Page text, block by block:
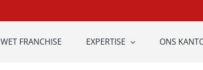
WET FRANCHISE EXPERTISE ONS